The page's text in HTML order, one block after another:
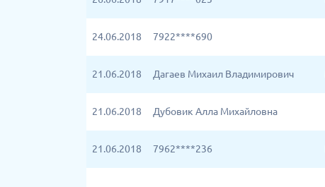
24.06.2018 7922****690
21.06.2018 Дагаев Михаил Владимирович
21.06.2018 Дубовик Алла Михайловна
21.06.2018 7962****236